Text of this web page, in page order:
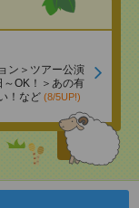
ン＞ツアー公演
OK！＞あの有
！など (8/5UP!)